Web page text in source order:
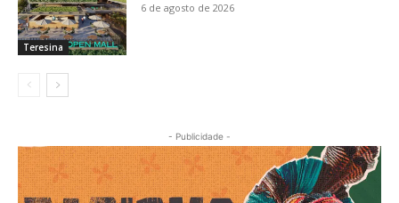
Teresina
6 de agosto de 2026
- Publicidade -